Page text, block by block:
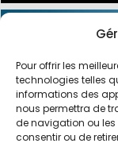
Pour offrir les
technologies telles
informations des
nous permettra de
de navigation ou les
consentir ou de